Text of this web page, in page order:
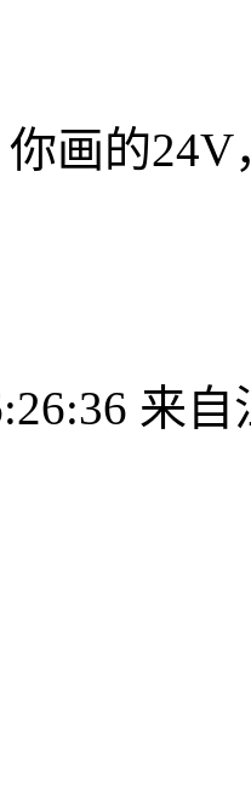
画的
来自